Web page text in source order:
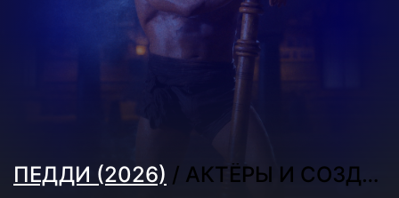
ПЕДДИ (2026) / АКТЁРЫ И СОЗДАТЕЛИ